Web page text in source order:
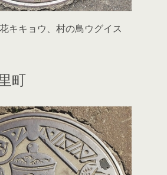
キキョウ、村の鳥ウグイス
町